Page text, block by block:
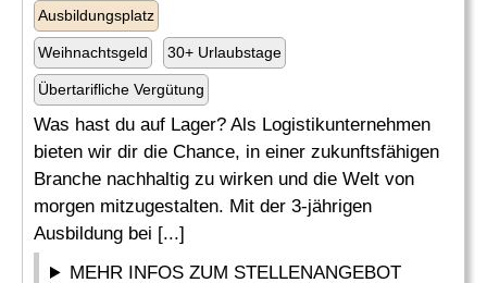
Ausbildungsplatz
Weihnachtsgeld 30+ Urlaubstage
Übertarifliche Vergütung
Was hast du auf Lager? Als Logistikunternehmen
bieten wir dir die Chance, in einer zukunftsfähigen
Branche nachhaltig zu wirken und die Welt von
morgen mitzugestalten. Mit der 3-jährigen
Ausbildung bei [...]
MEHR INFOS ZUM STELLENANGEBOT